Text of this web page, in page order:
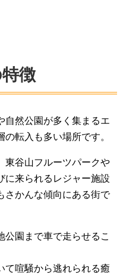
徴
自然公園が多く集まるエ
転入も多い場所です。
東谷山フルーツパークや
に来られるレジャー施設
さかんな傾向にある街で
園まで車で走らせるこ
て喧騒から逃れられる癒